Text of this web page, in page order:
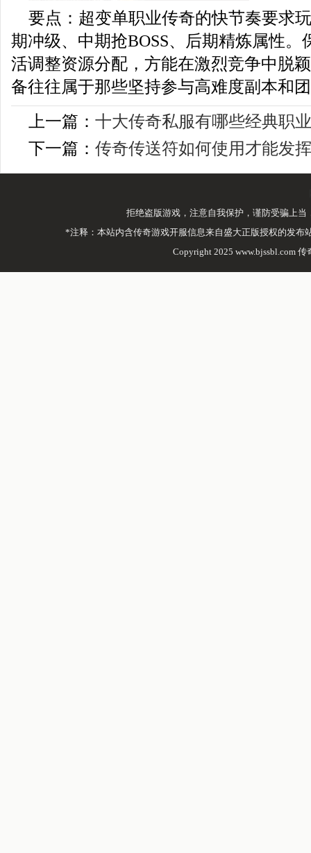
要点：超变单职业传奇的快节奏要
期冲级、中期抢BOSS、后期精炼属性。
活调整资源分配，方能在激烈竞争中脱
备往往属于那些坚持参与高难度副本和
上一篇： 十大传奇私服有哪些经典职
下一篇： 传奇传送符如何使用才能发
拒绝盗版游戏，注意自我保护，谨防受骗上
*注释：本站内含传奇游戏开服信息来自盛大正版授权的发
Copyright 2025 www.bjssbl.com